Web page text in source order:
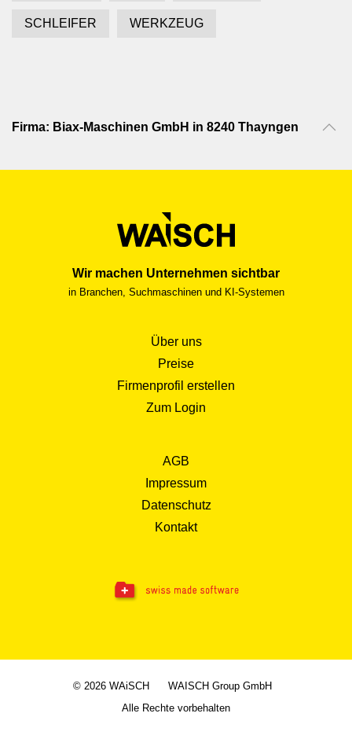
SCHLEIFER WERKZEUG
Firma: Biax-Maschinen GmbH in 8240 Thayngen
Wir machen Unternehmen sichtbar
in Branchen, Suchmaschinen und KI-Systemen
Über uns
Preise
Firmenprofil erstellen
Zum Login
AGB
Impressum
Datenschutz
Kontakt
© 2026 WAiSCH
WAISCH Group GmbH
Alle Rechte vorbehalten